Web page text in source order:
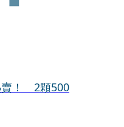
賣！ 2顆500